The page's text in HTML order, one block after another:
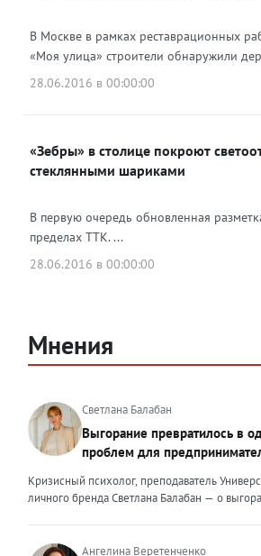
В Москве в рамках реставрационных
«Моя улица» строители обнаружили
28.06.2016 в 00:00:00
«Зебры» в столице покроют
стеклянными шариками
В первую очередь обновленная
пределах ТТК. ...
28.06.2016 в 00:00:00
Мнения
Светлана Балабан
Выгорание превратилось в
проблем для
Кризисный психолог, преподаватель
личного бренда Светлана Балабан — о
проблемой, однако выгорание у
Ангелина Веретенченко